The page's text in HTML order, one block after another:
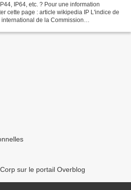
IP64, etc. ? Pour une information
cette page : article wikipedia IP L'indice de
de la Commission
sur le portail Overblog